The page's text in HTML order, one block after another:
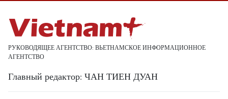
РУКОВОДЯЩЕЕ АГЕНТСТВО: ВЬЕТНАМСКОЕ ИНФОРМАЦИОННОЕ
АГЕНТСТВО
Главный редактор: ЧАН ТИЕН ДУАН